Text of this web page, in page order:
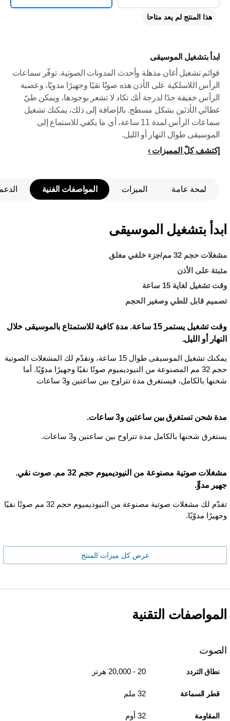
ابدأ بتشغيل الموسيقى
قوائم تشغيل أغان مذهلة وأحدث المدونات الصوتية. توفّر سماعات
الرأس اللاسلكية على الأذن هذه صوتًا نقيًا وجهيرًا مدويًا، وعصبة
الرأس خفيفة جدًا لدرجة أنك تكاد لا تشعر بوجودها، ويمكن طيّ
غطائَي الأذنَين بشكل مسطح. بالإضافة إلى ذلك، يمكنك تشغيل
سماعات الرأس لمدة 11 ساعة، أي ما يكفي للاستماع إلى
الموسيقى طوال النهار أو الليل.
إكتشف كلّ المميزات
هذا المنتج لم يعد متاحا
لمحة عامة الميزات المواصفات الفنية
ابدأ بتشغيل الموسيقى
مشغلات حجم 32 مم/جزء خلفي مغلق
مثبتة على الأذن
وقت تشغيل لغاية 15 ساعة
تصميم قابل للطي وصغير الحجم
وقت تشغيل يستمر 15 ساعة. مدة كافية للاستمتاع بالموسيقى خلال
النهار أو الليل.
يمكنك تشغيل الموسيقى طوال 15 ساعة، وتقدّم لك المشغلات الصوتية
حجم 32 مم المصنوعة من النيوديميوم صوتًا نقيًا وجهيرًا مدوّيًا. أما
شحنها بالكامل، فيستغرق مدة تتراوح بين ساعتين و3 ساعات
مدة شحن تستغرق بين ساعتين و3 ساعات.
يستغرق شحنها بالكامل مدة تتراوح بين ساعتين و3 ساعات.
مشغلات صوتية مصنوعة من النيوديميوم حجم 32 مم. صوت نقي.
جهير مدوٍّ.
تقدّم لك مشغلات صوتية مصنوعة من النيوديميوم حجم 32 مم صوتًا نقيًا
وجهيرًا مدوّيًا.
عرض كل ميزات المنتج
المواصفات التقنية
الصوت
نطاق التردد 20 - 20,000 هرتز
قطر السماعة 32 ملم
المقاومة 32 أوم